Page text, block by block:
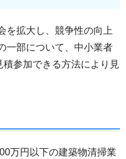
を拡大し、競争性の向上
一部について、中小業者
積参加できる方法により見
万円以下の建築物清掃業